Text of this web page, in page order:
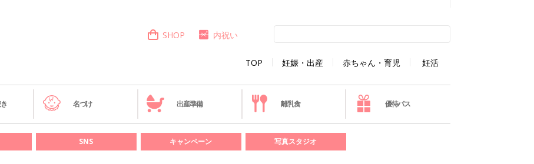
TOP 妊娠・出産 赤ちゃん・育児 妊活
SHOP 内祝い
名づけ 出産準備 離乳食 優待パス
SNS キャンペーン 写真スタジオ